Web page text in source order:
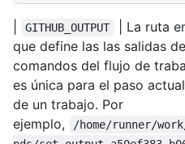
GITHUB_OUTPUT
| La ruta
que define las las salidas
comandos del flujo de
es única para el paso
de un trabajo. Por
ejemplo,
/home/runner/